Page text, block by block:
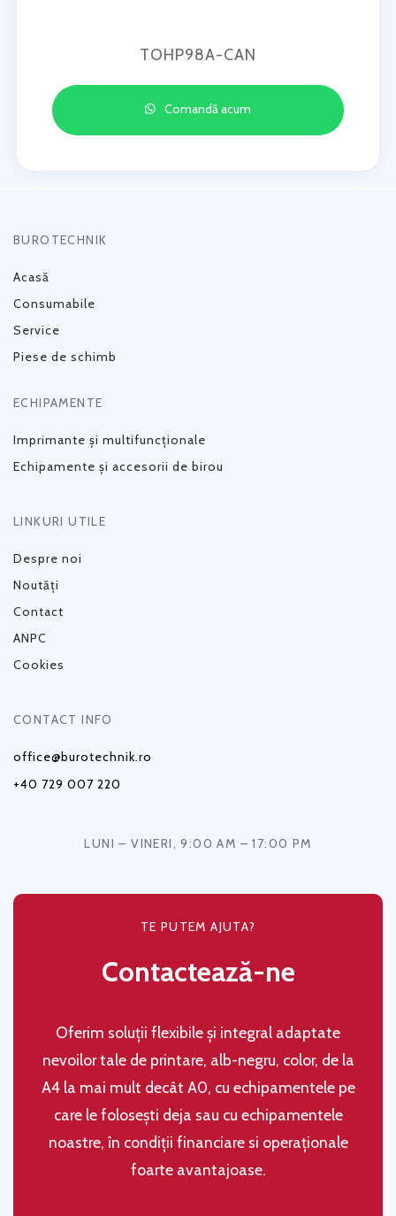
TOHP98A-CAN
Comandă acum
BUROTECHNIK
Acasă
Consumabile
Service
Piese de schimb
ECHIPAMENTE
Imprimante și multifuncționale
Echipamente și accesorii de birou
LINKURI UTILE
Despre noi
Noutăți
Contact
ANPC
Cookies
CONTACT INFO
office@burotechnik.ro
+40 729 007 220
LUNI – VINERI, 9:00 AM – 17:00 PM
TE PUTEM AJUTA?
Contactează-ne
Oferim soluţii flexibile şi integral adaptate
nevoilor tale de printare, alb-negru, color, de la
A4 la mai mult decât A0, cu echipamentele pe
care le folosești deja sau cu echipamentele
noastre, în condiţii financiare si operaţionale
foarte avantajoase.